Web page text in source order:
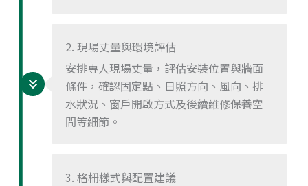
2. 現場丈量與環境評估
安排專人現場丈量，評估安裝位置與牆面
條件，確認固定點、日照方向、風向、排
水狀況、窗戶開啟方式及後續維修保養空
間等細節。
3. 格柵樣式與配置建議